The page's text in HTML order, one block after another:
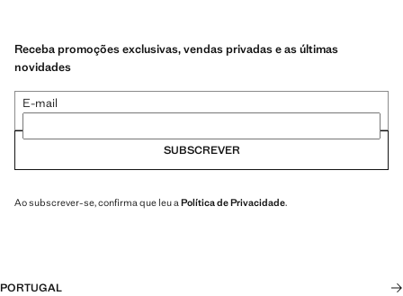
Receba promoções exclusivas, vendas privadas e as últimas
novidades
E-mail
SUBSCREVER
Ao subscrever-se, confirma que leu a Política de Privacidade.
PORTUGAL